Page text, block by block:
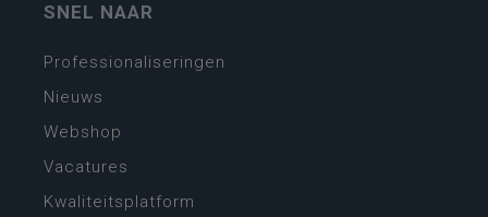
SNEL NAAR
Professionaliseringen
Nieuws
Webshop
Vacatures
Kwaliteitsplatform